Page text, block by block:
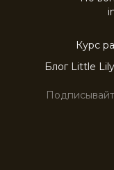
Курс
Блог Little